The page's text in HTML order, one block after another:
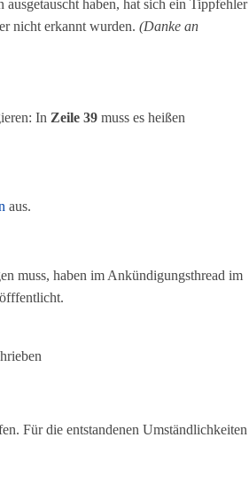
haben, hat sich ein Tippfehler
nicht erkannt wurden. (Danke an
In Zeile 39 muss es heißen
aus.
muss, haben im Ankündigungsthread im
Für die entstandenen Umständlichkeiten